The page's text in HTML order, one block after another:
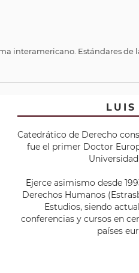
Estándares de
LUIS
Catedrático de Derecho
fue el primer Doctor
Ejerce asimismo desde
Derechos Humanos
Estudios, siendo
conferencias y cursos en
países
VÍCTOR BAZÁN
Jurídicas y Sociales en la
de posgrado en España,
Profesor Titular Efectivo de
Internacional Público.
Constitucional, Procesal
y Ciencias Sociales,
de Posgrado en la
Universidades argentinas